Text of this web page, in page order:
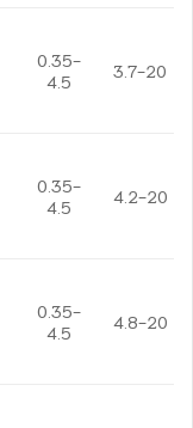
0.35-
4.5
3.7-20
0.35-
4.5
4.2-20
0.35-
4.5
4.8-20